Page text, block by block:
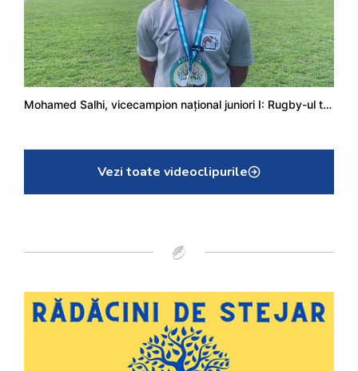
Mohamed Salhi, vicecampion național juniori I: Rugby-ul te învață să accepți și înfrângerile
Vezi toate videoclipurile